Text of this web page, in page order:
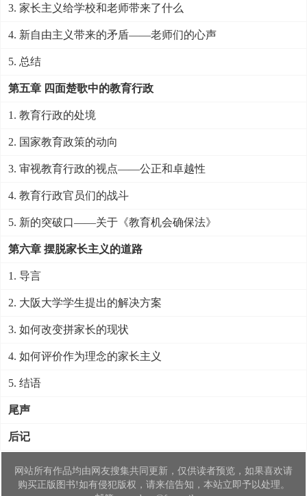
3. 家长主义给学校和老师带来了什么
4. 新自由主义带来的矛盾——老师们的心声
5. 总结
第五章 四面楚歌中的教育行政
1. 教育行政的处境
2. 国家教育政策的动向
3. 审视教育行政的视点——公正和卓越性
4. 教育行政官员们的战斗
5. 新的突破口——关于《教育机会确保法》
第六章 摆脱家长主义的道路
1. 导言
2. 大阪大学学生提出的解决方案
3. 如何改变拼家长的现状
4. 如何评价作为理念的家长主义
5. 结语
尾声
后记
网站所有作品均由网友搜集共同更新，仅供读者预览，如果喜欢请
购买正版图书!如有侵犯版权，请来信告知，本站立即予以处理。